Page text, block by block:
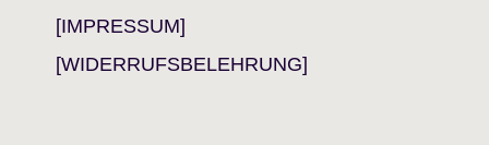
[IMPRESSUM]
[WIDERRUFSBELEHRUNG]